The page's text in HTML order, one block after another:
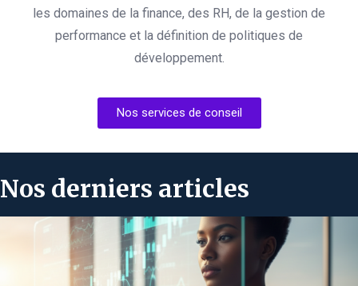
les domaines de la finance, des RH, de la gestion de
performance et la définition de politiques de
développement.
Nos services de conseil
Nos derniers articles